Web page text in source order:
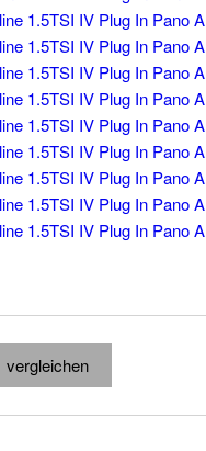
vergleichen